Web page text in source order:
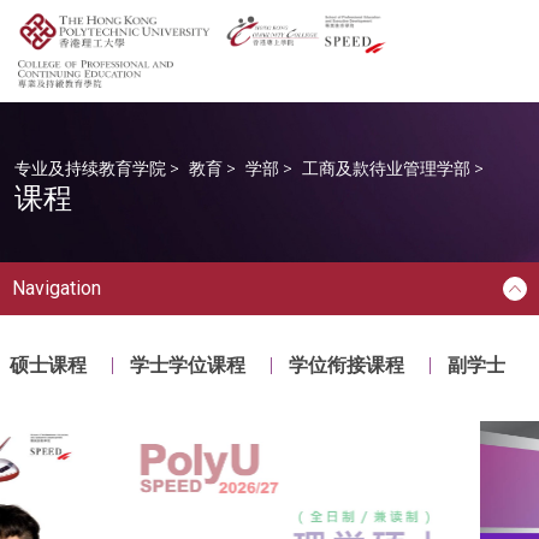
专业及持续教育学院 > 教育 > 学部 > 工商及款待业管理学部 >
课程
Navigation
硕士课程 学士学位课程 学位衔接课程 副学士